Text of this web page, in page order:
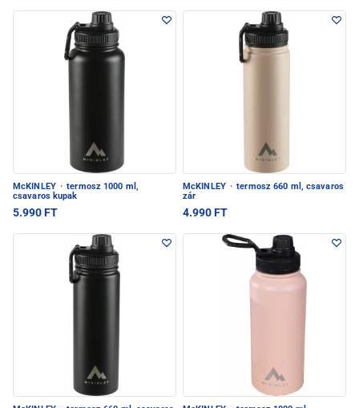
McKINLEY · termosz 1000 ml,
csavaros kupak
5.990 FT
McKINLEY · termosz 660 ml, csavaros
zár
4.990 FT